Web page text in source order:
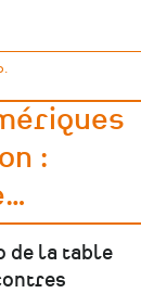
:
…
de la table